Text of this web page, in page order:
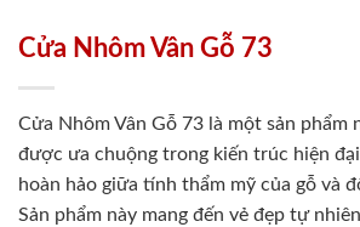
Cửa Nhôm Vân Gỗ 73
Cửa Nhôm Vân Gỗ 73 là một sản phẩm
được ưa chuộng trong kiến trúc hiện
hoàn hảo giữa tính thẩm mỹ của gỗ và
Sản phẩm này mang đến vẻ đẹp tự